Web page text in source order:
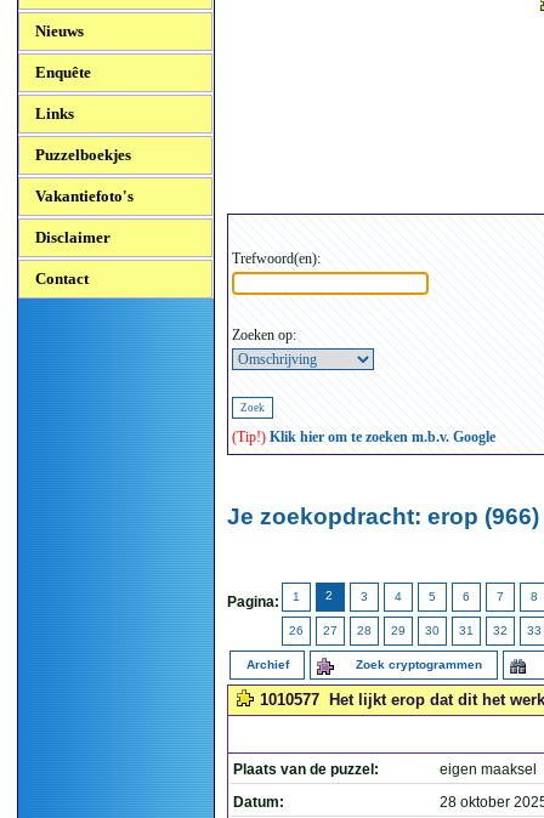
Nieuws
Enquête
Links
Puzzelboekjes
Vakantiefoto's
Disclaimer
Contact
Trefwoord(en):
Zoeken op:
(Tip!) Klik hier om te zoeken m.b.v. Google
Je zoekopdracht: erop (966)
Pagina: 1 2 3 4 5 6 7 8
26 27 28 29 30 31 32 33
Archief Zoek cryptogrammen
1010577 Het lijkt erop dat dit het
Plaats van de puzzel:
eigen maaksel
Datum:
28 oktober